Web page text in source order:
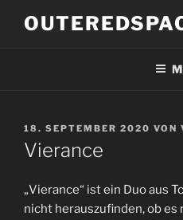
Inhalt
VERÖFFENTLICHT
AM
18. SEPTEMBER 2020 VON
Vierance
„Vierance“ ist ein Duo aus
nicht herauszufinden, ob